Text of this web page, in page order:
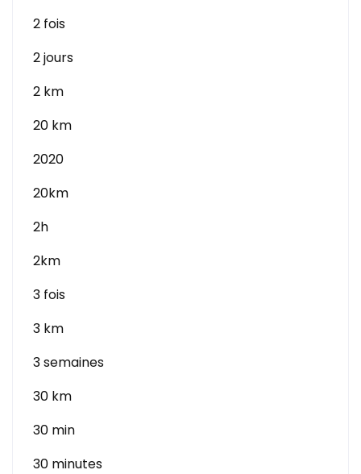
2 fois
2 jours
2 km
20 km
2020
20km
2h
2km
3 fois
3 km
3 semaines
30 km
30 min
30 minutes